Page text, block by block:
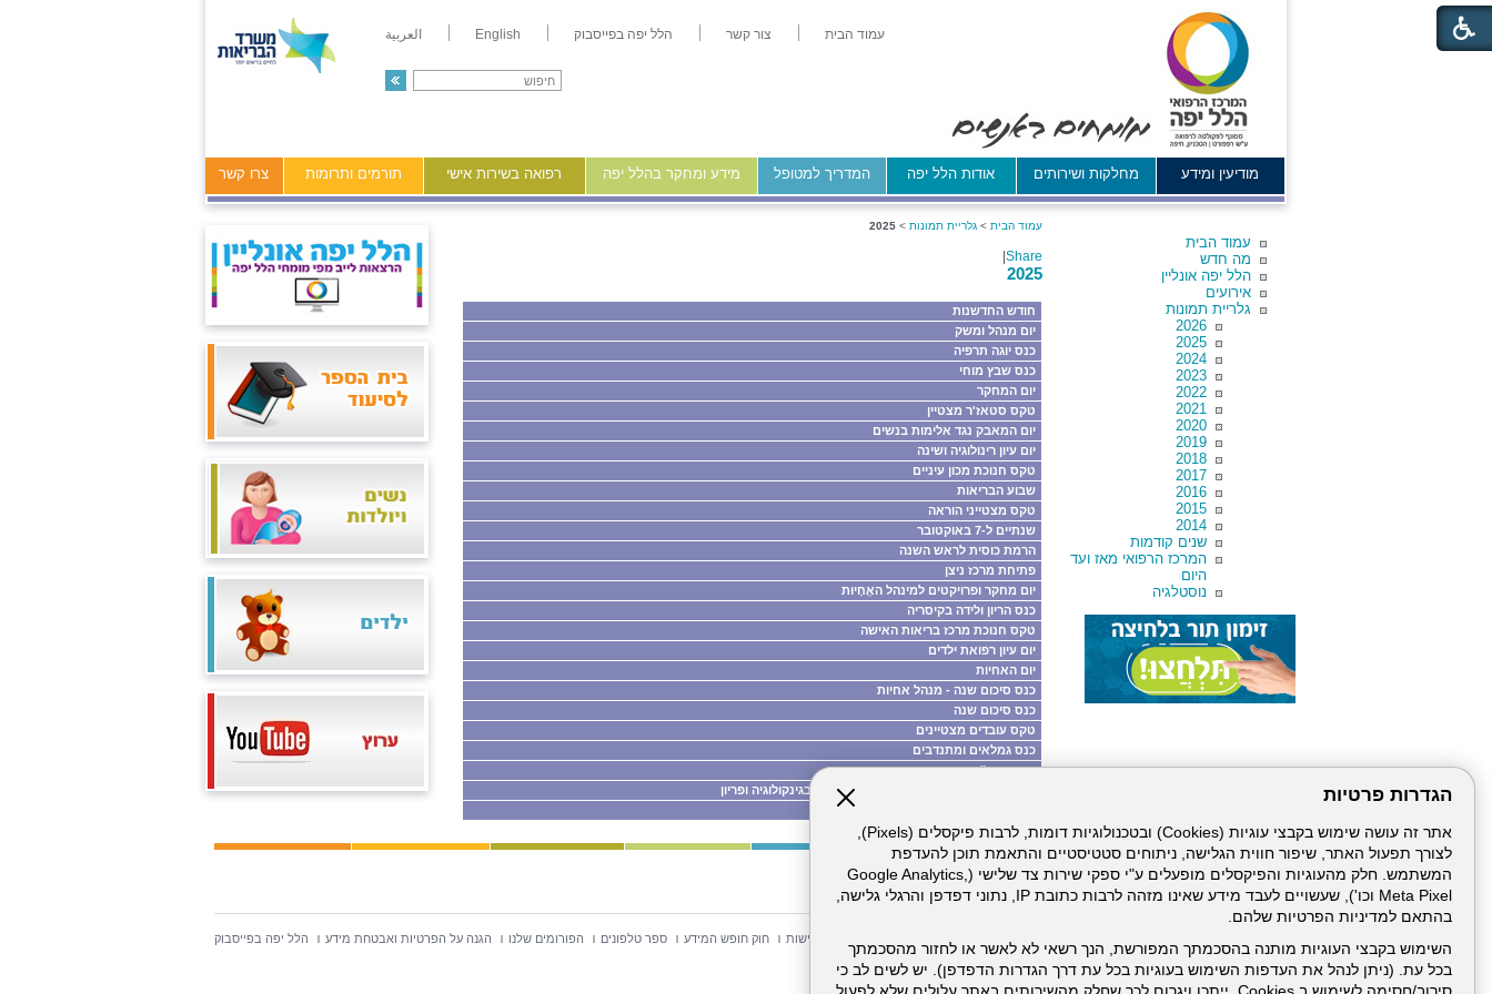
הגדרות פרטיות
אתר זה עושה שימוש בקבצי עוגיות (Cookies) ובטכנולוגיות דומות, לרבות פיקסלים (Pixels),
לצורך תפעול האתר, שיפור חווית הגלישה, ניתוחים סטטיסטיים והתאמת תוכן להעדפת
המשתמש. חלק מהעוגיות והפיקסלים מופעלים ע"י ספקי שירות צד שלישי (Google Analytics,
Meta Pixel וכו'), שעשויים לעבד מידע שאינו מזהה לרבות כתובת IP, נתוני דפדפן והרגלי גלישה,
בהתאם למדיניות הפרטיות שלהם.
השימוש בקבצי העוגיות מותנה בהסכמתך המפורשת, הנך רשאי לא לאשר או לחזור מהסכמתך
בכל עת. (ניתן לנהל את העדפות השימוש בעוגיות בכל עת דרך הגדרות הדפדפן). יש לשים לב כי
עמוד הבית צור קשר הלל יפה בפייסבוק English العربية
מודיעין ומידע מחלקות ושירותים אודות הלל יפה המדריך למטופל מידע ומחקר בהלל יפה רפואה בשירות אישי תורמים ותרומות צרו קשר
עמוד הבית
מה חדש
הלל יפה אונליין
אירועים
גלריית תמונות
2026
2025
2024
2023
2022
2021
2020
2019
2018
2017
2016
2015
2014
שנים קודמות
המרכז הרפואי מאז ועד
היום
נוסטלגיה
עמוד הבית > גלריית תמונות >
2025
Share
2025
חודש החדשנות
יום מנהל ומשק
כנס יוגה תרפיה
כנס שבץ מוחי
יום המחקר
טקס סטאז'ר מצטיין
יום המאבק נגד אלימות בנשים
יום עיון רינולוגיה ושינה
טקס חנוכת מכון עיניים
שבוע הבריאות
טקס מצטייני הוראה
שנתיים ל-7 באוקטובר
הרמת כוסית לראש השנה
פתיחת מרכז ניצן
יום מחקר ופרויקטים למינהל האֲחָיוּת
כנס הריון ולידה בקיסריה
טקס חנוכת מרכז בריאות האישה
יום עיון רפואת ילדים
יום האחיות
כנס סיכום שנה - מנהל אחיות
כנס סיכום שנה
טקס עובדים מצטיינים
כנס גמלאים ומתנדבים
נטיעות ט"ו בשבט
כנס עדכונים, מגמות וטכנולוגיות חדשניות בגינקולוגיה ופריון
דרונט
דיגיטל
אתרים,
בניית
אתרי
וורדפרס,
הצהרת נגישות חוק חופש המידע ספר טלפונים הפורומים שלנו הגנה על הפרטיות ואבטחת מידע הלל יפה בפייסבוק
ניהול תכנים: